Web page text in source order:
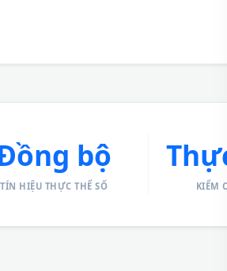
bộ
TÍN HIỆU THỰC THỂ SỐ KIỂM